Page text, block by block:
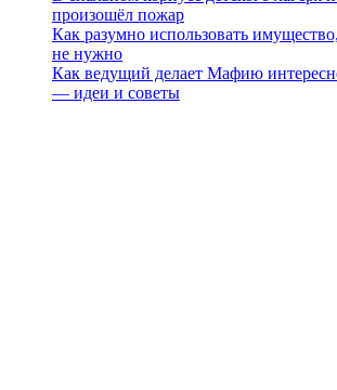
произошёл пожар
Как разумно использовать
не нужно
Как ведущий делает Мафию
— идеи и советы